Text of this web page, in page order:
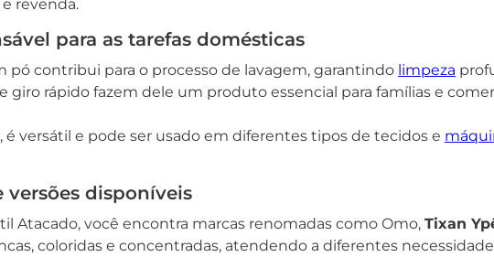
e revenda.
para as tarefas domésticas
pó contribui para o processo de lavagem, garantindo limpeza
giro rápido fazem dele um produto essencial para famílias e
é versátil e pode ser usado em diferentes tipos de tecidos e
versões disponíveis
Atacado, você encontra marcas renomadas como Omo, Tixan
coloridas e concentradas, atendendo a diferentes